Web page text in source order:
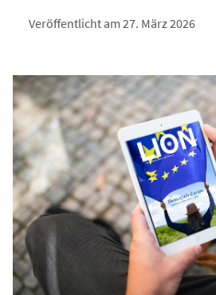
Veröffentlicht am 27. März 2026